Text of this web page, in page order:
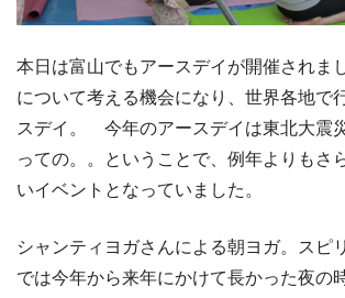
本日は富山でもアースデイが開催されま
について考える機会になり、世界各地で
スデイ。 今年のアースデイは東北大震
っての。。ということで、例年よりもさ
いイベントとなっていました。
シャンティヨガさんによる朝ヨガ。スピ
では今年から来年にかけて長かった夜の